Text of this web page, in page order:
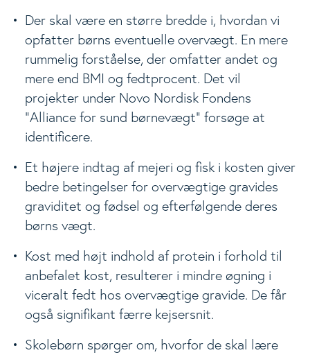
Der skal være en større bredde i, hvordan vi
opfatter børns eventuelle overvægt. En mere
rummelig forståelse, der omfatter andet og
mere end BMI og fedtprocent. Det vil
projekter under Novo Nordisk Fondens
”Alliance for sund børnevægt” forsøge at
identificere.
Et højere indtag af mejeri og fisk i kosten giver
bedre betingelser for overvægtige gravides
graviditet og fødsel og efterfølgende deres
børns vægt.
Kost med højt indhold af protein i forhold til
anbefalet kost, resulterer i mindre øgning i
viceralt fedt hos overvægtige gravide. De får
også signifikant færre kejsersnit.
Skolebørn spørger om, hvorfor de skal lære